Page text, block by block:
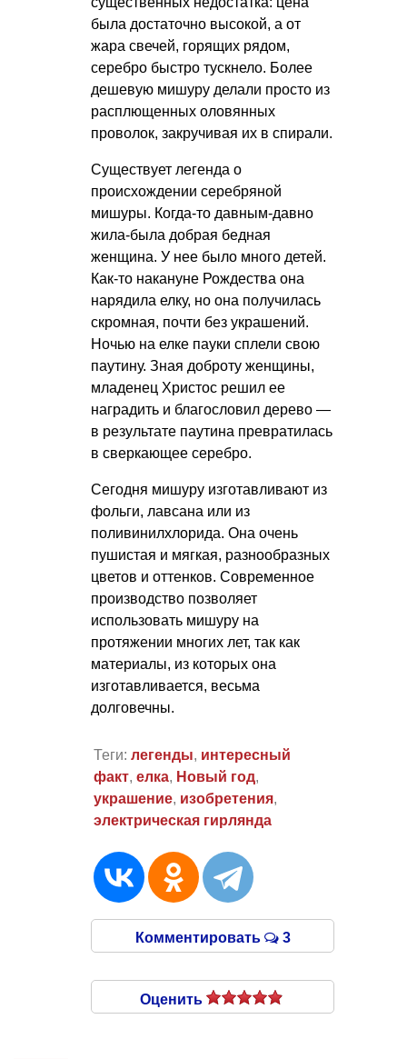
была достаточно высокой, а от
жара свечей, горящих рядом,
серебро быстро тускнело. Более
дешевую мишуру делали просто из
расплющенных оловянных
проволок, закручивая их в спирали.
Существует легенда о
происхождении серебряной
мишуры. Когда-то давным-давно
жила-была добрая бедная
женщина. У нее было много детей.
Как-то накануне Рождества она
нарядила елку, но она получилась
скромная, почти без украшений.
Ночью на елке пауки сплели свою
паутину. Зная доброту женщины,
младенец Христос решил ее
наградить и благословил дерево —
в результате паутина превратилась
в сверкающее серебро.
Сегодня мишуру изготавливают из
фольги, лавсана или из
поливинилхлорида. Она очень
пушистая и мягкая, разнообразных
цветов и оттенков. Современное
производство позволяет
использовать мишуру на
протяжении многих лет, так как
материалы, из которых она
изготавливается, весьма
долговечны.
Теги: легенды, интересный
факт, елка, Новый год,
украшение, изобретения,
электрическая гирлянда
Комментировать 3
Оценить